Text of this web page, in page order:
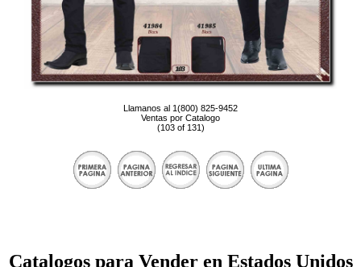
Llamanos al 1(800) 825-9452
Ventas por Catalogo
(103 of 131)
Catalogos para Vender en Estados Unidos